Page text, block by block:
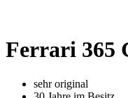
Ferrari 365
sehr original